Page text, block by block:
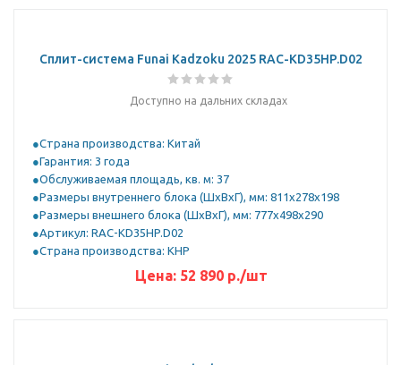
Сплит-система Funai Kadzoku 2025 RAC-KD35HP.D02
Доступно на дальних складах
Страна производства: Китай
Гарантия: 3 года
Обслуживаемая площадь, кв. м: 37
Размеры внутреннего блока (ШхВхГ), мм: 811x278x198
Размеры внешнего блока (ШхВхГ), мм: 777x498x290
Артикул: RAC-KD35HP.D02
Страна производства: КНР
Цена: 52 890р./шт